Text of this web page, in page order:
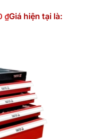
₫Giá hiện tại là: